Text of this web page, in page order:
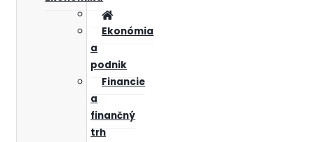
Ekonómia
a
podnik
Financie
a
finančný
trh